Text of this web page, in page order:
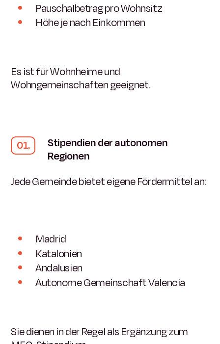
Pauschalbetrag pro Wohnsitz
Höhe je nach Einkommen
Es ist für Wohnheime und
Wohngemeinschaften geeignet.
Stipendien der autonomen
Regionen
Jede Gemeinde bietet eigene Fördermittel an:
Madrid
Katalonien
Andalusien
Autonome Gemeinschaft Valencia
Sie dienen in der Regel als Ergänzung zum